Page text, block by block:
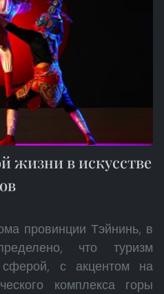
жизни в искусстве
провинции Тэйнинь, в
что туризм
с акцентом на
комплекса горы